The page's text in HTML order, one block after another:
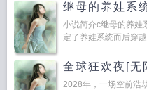
继母的养娃系
小说简介c继母的养娃
定了养娃系统而后穿
全球狂欢夜[无
2028年，一场空前浩